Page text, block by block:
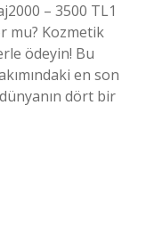
– 3500 TL1
mu? Kozmetik
ödeyin! Bu
en son
dört bir